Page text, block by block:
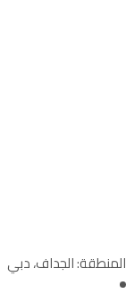
المنطقة: الجداف، دبي